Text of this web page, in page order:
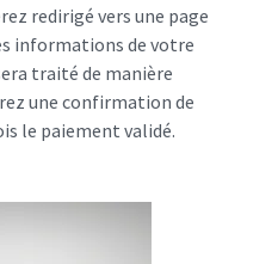
redirigé vers une page
informations de votre
traité de manière
une confirmation de
le paiement validé.